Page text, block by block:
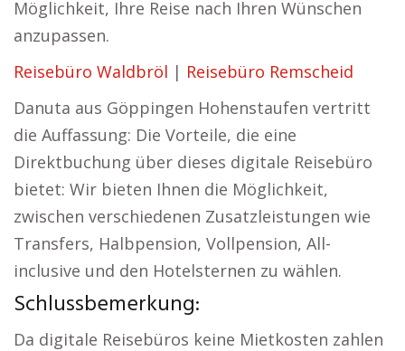
Möglichkeit, Ihre Reise nach Ihren Wünschen
anzupassen.
Reisebüro Waldbröl | Reisebüro Remscheid
Danuta aus Göppingen Hohenstaufen vertritt
die Auffassung: Die Vorteile, die eine
Direktbuchung über dieses digitale Reisebüro
bietet: Wir bieten Ihnen die Möglichkeit,
zwischen verschiedenen Zusatzleistungen wie
Transfers, Halbpension, Vollpension, All-
inclusive und den Hotelsternen zu wählen.
Schlussbemerkung:
Da digitale Reisebüros keine Mietkosten zahlen